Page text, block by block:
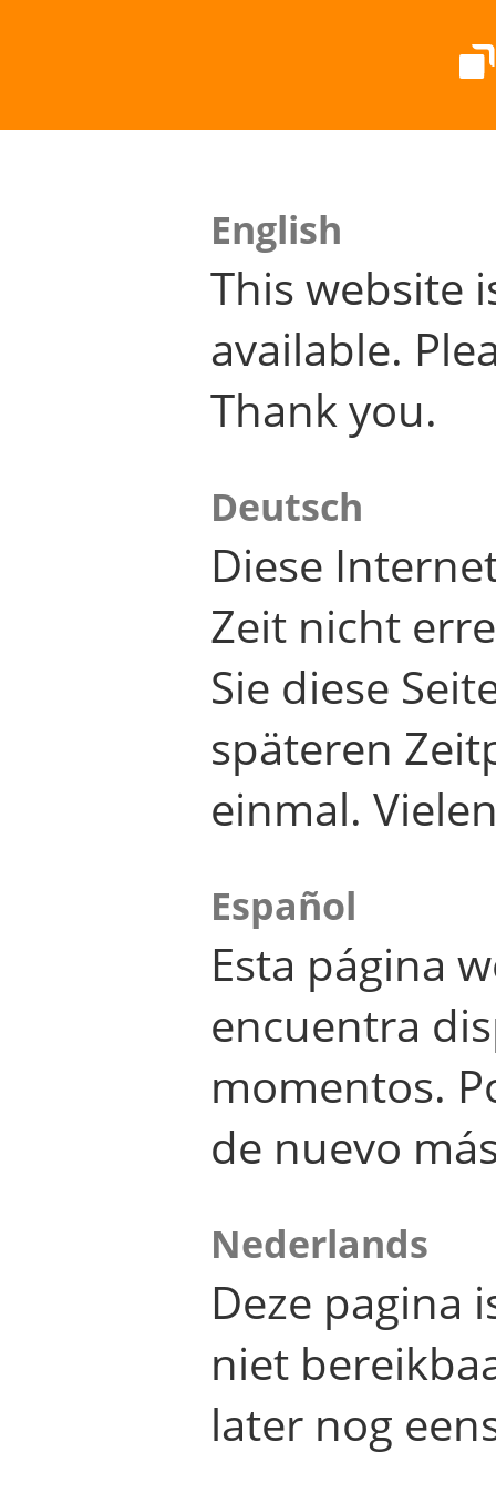
English
This website
available.
Thank you.
Deutsch
Diese
Zeit nicht
Sie diese
späteren
einmal.
Español
Esta página
encuentra
momentos.
de nuevo
Nederlands
Deze pagina
niet
later nog